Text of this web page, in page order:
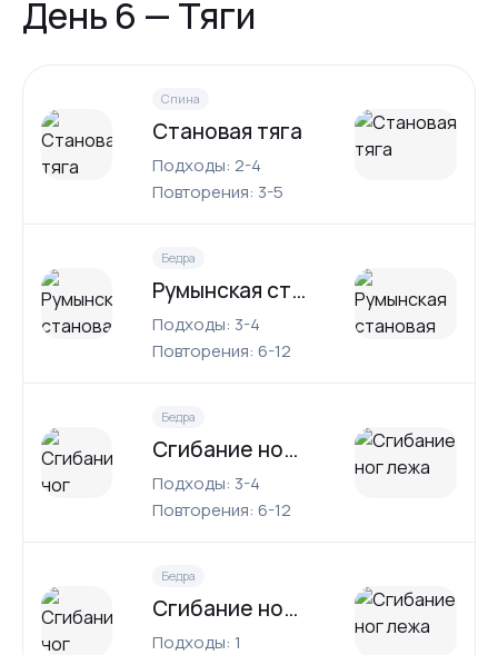
День 6 — Тяги
Спина
Становая тяга
Подходы: 2-4
Повторения: 3-5
Бедра
Румынская становая тяга
Подходы: 3-4
Повторения: 6-12
Бедра
Сгибание ног лежа
Подходы: 3-4
Повторения: 6-12
Бедра
Сгибание ног лежа
Подходы: 1